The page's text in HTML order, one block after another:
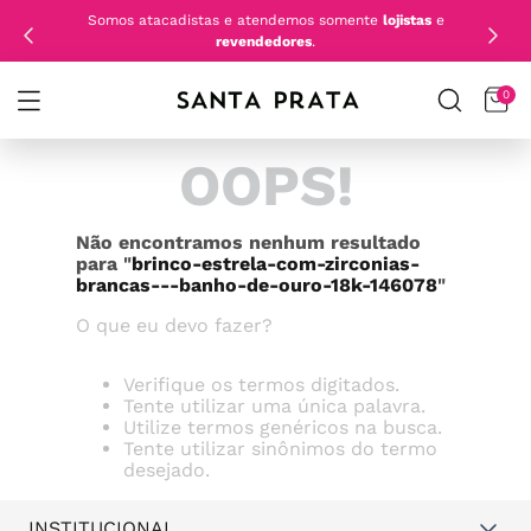
Somos atacadistas e atendemos somente lojistase
revendedores.
0
OOPS!
Não encontramos nenhum resultado
para "brinco-estrela-com-zirconias-
brancas---banho-de-ouro-18k-146078"
O que eu devo fazer?
Verifique os termos digitados.
Tente utilizar uma única palavra.
Utilize termos genéricos na busca.
Tente utilizar sinônimos do termo
desejado.